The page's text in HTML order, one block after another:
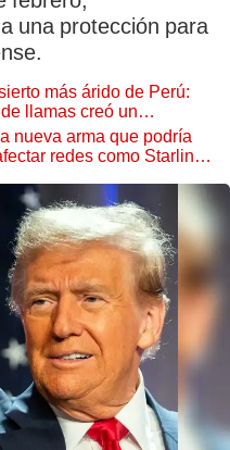
una protección para
más árido de Perú:
llamas creó un
nueva arma que podría
redes como Starlink